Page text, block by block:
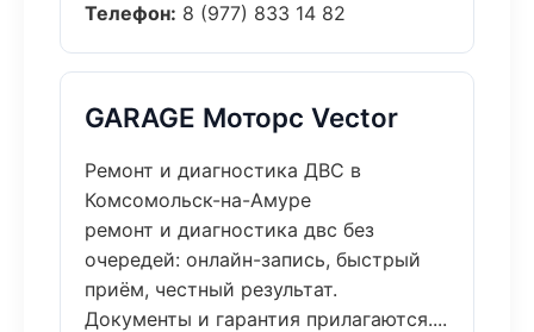
Телефон: 8 (977) 833 14 82
GARAGE Моторс Vector
Ремонт и диагностика ДВС в
Комсомольск-на-Амуре
ремонт и диагностика двс без
очередей: онлайн-запись, быстрый
приём, честный результат.
Документы и гарантия прилагаются....